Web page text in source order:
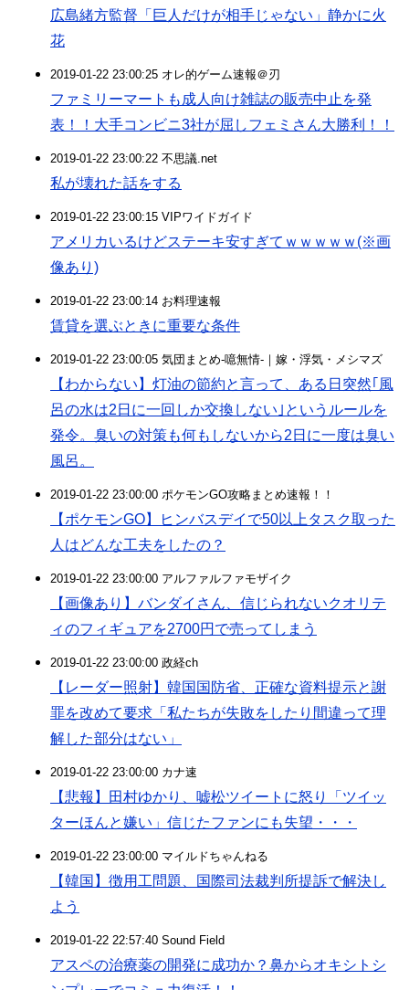
広島緒方監督「巨人だけが相手じゃない」静かに火
花
2019-01-22 23:00:25 オレ的ゲーム速報＠刃
ファミリーマートも成人向け雑誌の販売中止を発
表！！大手コンビニ3社が屈しフェミさん大勝利！！
2019-01-22 23:00:22 不思議.net
私が壊れた話をする
2019-01-22 23:00:15 VIPワイドガイド
アメリカいるけどステーキ安すぎてｗｗｗｗｗ(※画
像あり)
2019-01-22 23:00:14 お料理速報
賃貸を選ぶときに重要な条件
2019-01-22 23:00:05 気団まとめ-噫無情-｜嫁・浮気・メシマズ
【わからない】灯油の節約と言って、ある日突然｢風
呂の水は2日に一回しか交換しない｣というルールを
発令。臭いの対策も何もしないから2日に一度は臭い
風呂。
2019-01-22 23:00:00 ポケモンGO攻略まとめ速報！！
【ポケモンGO】ヒンバスデイで50以上タスク取った
人はどんな工夫をしたの？
2019-01-22 23:00:00 アルファルファモザイク
【画像あり】バンダイさん、信じられないクオリテ
ィのフィギュアを2700円で売ってしまう
2019-01-22 23:00:00 政経ch
【レーダー照射】韓国国防省、正確な資料提示と謝
罪を改めて要求「私たちが失敗をしたり間違って理
解した部分はない」
2019-01-22 23:00:00 カナ速
【悲報】田村ゆかり、嘘松ツイートに怒り「ツイッ
ターほんと嫌い」信じたファンにも失望・・・
2019-01-22 23:00:00 マイルドちゃんねる
【韓国】徴用工問題、国際司法裁判所提訴で解決し
よう
2019-01-22 22:57:40 Sound Field
アスペの治療薬の開発に成功か？鼻からオキシトシ